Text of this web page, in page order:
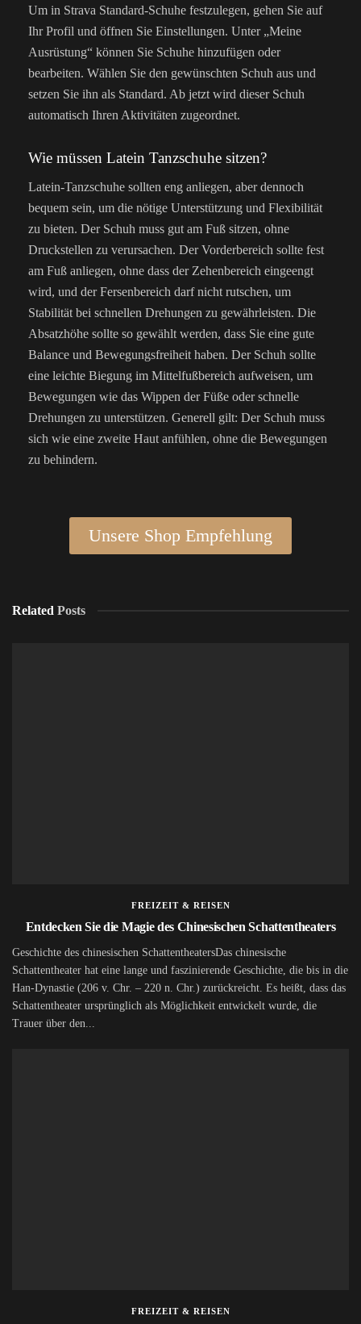
Um in Strava Standard-Schuhe festzulegen, gehen Sie auf
Ihr Profil und öffnen Sie Einstellungen. Unter „Meine
Ausrüstung“ können Sie Schuhe hinzufügen oder
bearbeiten. Wählen Sie den gewünschten Schuh aus und
setzen Sie ihn als Standard. Ab jetzt wird dieser Schuh
automatisch Ihren Aktivitäten zugeordnet.
Wie müssen Latein Tanzschuhe sitzen?
Latein-Tanzschuhe sollten eng anliegen, aber dennoch
bequem sein, um die nötige Unterstützung und Flexibilität
zu bieten. Der Schuh muss gut am Fuß sitzen, ohne
Druckstellen zu verursachen. Der Vorderbereich sollte fest
am Fuß anliegen, ohne dass der Zehenbereich eingeengt
wird, und der Fersenbereich darf nicht rutschen, um
Stabilität bei schnellen Drehungen zu gewährleisten. Die
Absatzhöhe sollte so gewählt werden, dass Sie eine gute
Balance und Bewegungsfreiheit haben. Der Schuh sollte
eine leichte Biegung im Mittelfußbereich aufweisen, um
Bewegungen wie das Wippen der Füße oder schnelle
Drehungen zu unterstützen. Generell gilt: Der Schuh muss
sich wie eine zweite Haut anfühlen, ohne die Bewegungen
zu behindern.
Unsere Shop Empfehlung
Related Posts
FREIZEIT & REISEN
Entdecken Sie die Magie des Chinesischen Schattentheaters
Geschichte des chinesischen SchattentheatersDas chinesische
Schattentheater hat eine lange und faszinierende Geschichte, die bis in die
Han-Dynastie (206 v. Chr. – 220 n. Chr.) zurückreicht. Es heißt, dass das
Schattentheater ursprünglich als Möglichkeit entwickelt wurde, die
Trauer über den...
FREIZEIT & REISEN